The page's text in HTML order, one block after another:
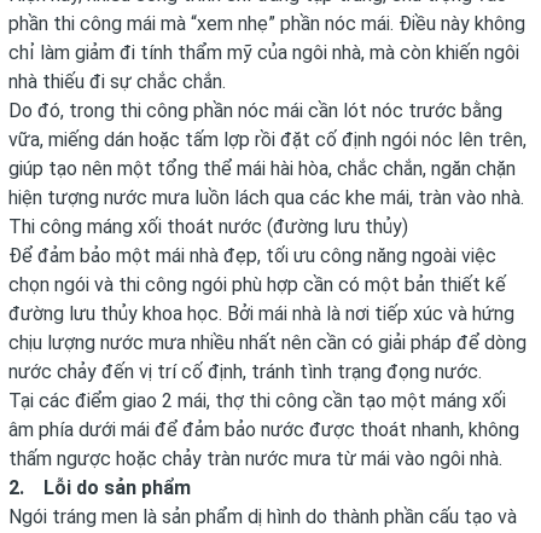
phần thi công mái mà “xem nhẹ” phần nóc mái. Điều này không
chỉ làm giảm đi tính thẩm mỹ của ngôi nhà, mà còn khiến ngôi
nhà thiếu đi sự chắc chắn.
Do đó, trong thi công phần nóc mái cần lót nóc trước bằng
vữa, miếng dán hoặc tấm lợp rồi đặt cố định ngói nóc lên trên,
giúp tạo nên một tổng thể mái hài hòa, chắc chắn, ngăn chặn
hiện tượng nước mưa luồn lách qua các khe mái, tràn vào nhà.
Thi công máng xối thoát nước (đường lưu thủy)
Để đảm bảo một mái nhà đẹp, tối ưu công năng ngoài việc
chọn ngói và thi công ngói phù hợp cần có một bản thiết kế
đường lưu thủy khoa học. Bởi mái nhà là nơi tiếp xúc và hứng
chịu lượng nước mưa nhiều nhất nên cần có giải pháp để dòng
nước chảy đến vị trí cố định, tránh tình trạng đọng nước.
Tại các điểm giao 2 mái, thợ thi công cần tạo một máng xối
âm phía dưới mái để đảm bảo nước được thoát nhanh, không
thấm ngược hoặc chảy tràn nước mưa từ mái vào ngôi nhà.
2. Lỗi do sản phẩm
Ngói tráng men là sản phẩm dị hình do thành phần cấu tạo và